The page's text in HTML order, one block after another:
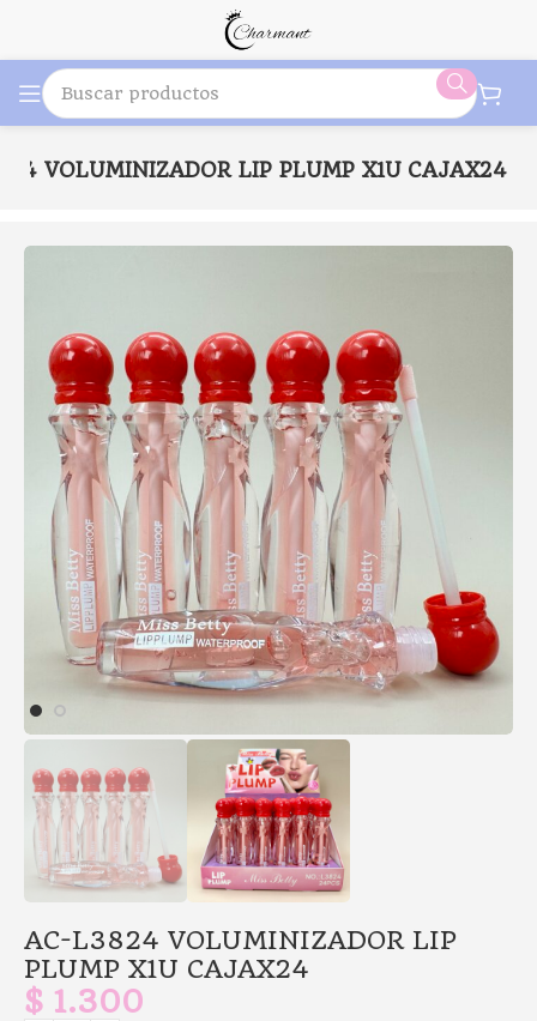
VOLUMINIZADOR LIP PLUMP X1U CAJAX24
AC-L3824 VOLUMINIZADOR LIP
PLUMP X1U CAJAX24
$ 1.300